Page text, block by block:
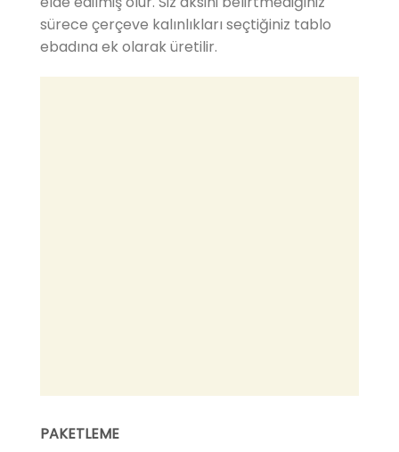
sürece çerçeve kalınlıkları seçtiğiniz tablo
ebadına ek olarak üretilir.
PAKETLEME